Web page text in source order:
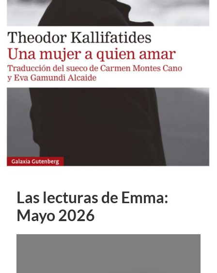
Las lecturas de Emma:
Mayo 2026